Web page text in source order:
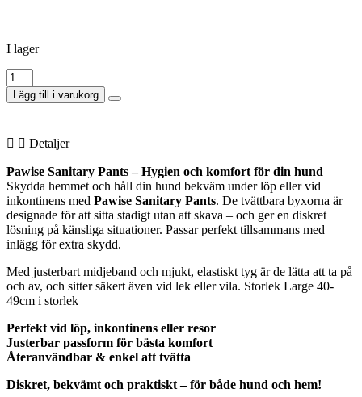
I lager
Lägg till i varukorg
Detaljer
Pawise Sanitary Pants – Hygien och komfort för din hund
Skydda hemmet och håll din hund bekväm under löp eller vid
inkontinens med Pawise Sanitary Pants. De tvättbara byxorna är
designade för att sitta stadigt utan att skava – och ger en diskret
lösning på känsliga situationer. Passar perfekt tillsammans med
inlägg för extra skydd.
Med justerbart midjeband och mjukt, elastiskt tyg är de lätta att ta på
och av, och sitter säkert även vid lek eller vila. Storlek Large 40-
49cm i storlek
Perfekt vid löp, inkontinens eller resor
Justerbar passform för bästa komfort
Återanvändbar & enkel att tvätta
Diskret, bekvämt och praktiskt – för både hund och hem!